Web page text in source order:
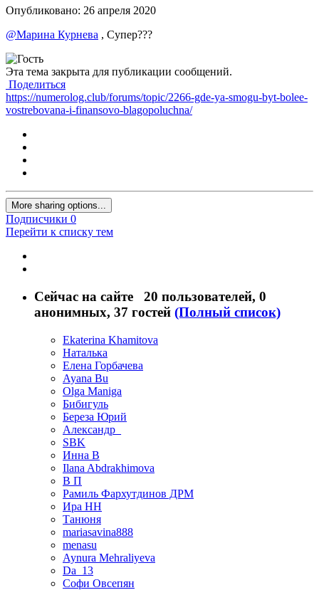
Опубликовано: 26 апреля 2020
@Марина Курнева , Супер???
Эта тема закрыта для публикации сообщений.
Поделиться
https://numerolog.club/forums/topic/2266-gde-ya-smogu-byt-bolee-
vostrebovana-i-finansovo-blagopoluchna/
More sharing options...
Подписчики 0
Перейти к списку тем
Сейчас на сайте 20 пользователей, 0
анонимных, 37 гостей (Полный список)
Ekaterina Khamitova
Наталька
Елена Горбачева
Ayana Bu
Olga Maniga
Бибигуль
Береза Юрий
Александр_
SBK
Инна В
Ilana Abdrakhimova
В П
Рамиль Фархутдинов ДРМ
Ира НН
Танюня
mariasavina888
menasu
Aynura Mehraliyeva
Da_13
Софи Овсепян